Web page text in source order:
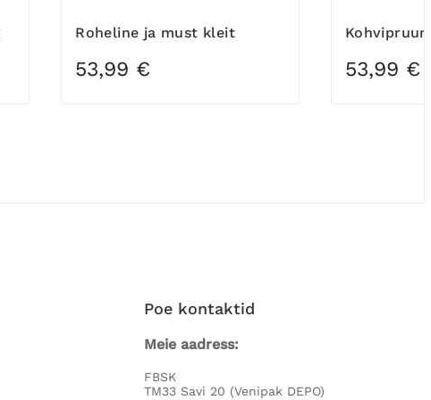
Roheline ja must kleit
53,99 € 53,99 €
Poe kontaktid
Meie aadress:
FBSK
TM33 Savi 20 (Venipak DEPO)